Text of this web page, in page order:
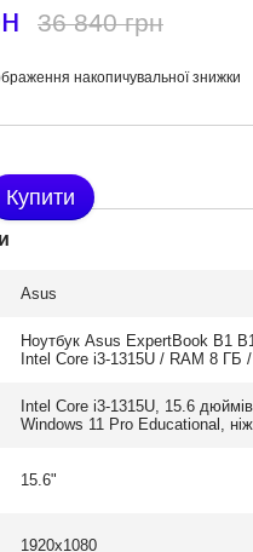
36 840 грн
накопичувальної знижки
Купити
Asus
Ноутбук Asus ExpertBook B1
Intel Core i3-1315U / RAM 8
Intel Core i3-1315U, 15.6
Windows 11 Pro Educational,
15.6"
1920x1080